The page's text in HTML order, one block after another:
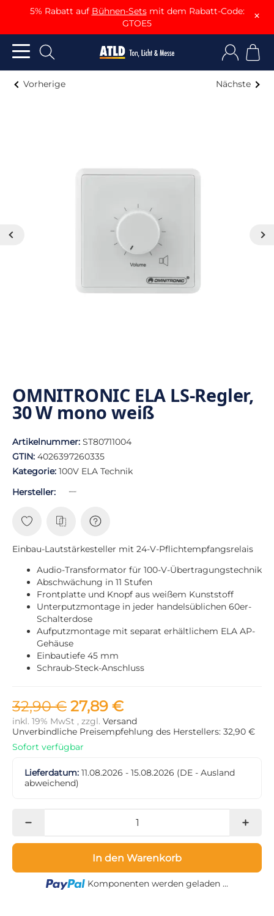
5% Rabatt auf Bühnen-Setsmit dem Rabatt-Code:
GTOE5
×
Vorherige Nächste
OMNITRONIC ELA LS-Regler,
30 W mono weiß
Artikelnummer: ST80711004
GTIN: 4026397260335
Kategorie: 100V ELA Technik
Hersteller:
Einbau-Lautstärkesteller mit 24-V-Pflichtempfangsrelais
Audio-Transformator für 100-V-Übertragungstechnik
Abschwächung in 11 Stufen
Frontplatte und Knopf aus weißem Kunststoff
Unterputzmontage in jeder handelsüblichen 60er-
Schalterdose
Aufputzmontage mit separat erhältlichem ELA AP-
Gehäuse
Einbautiefe 45 mm
Schraub-Steck-Anschluss
32,90 € 27,89 €
inkl. 19% MwSt , zzgl. Versand
Unverbindliche Preisempfehlung des Herstellers: 32,90 €
Sofort verfügbar
Lieferdatum: 11.08.2026 - 15.08.2026 (DE - Ausland
abweichend)
In den Warenkorb
Loading...
Komponenten werden geladen ...